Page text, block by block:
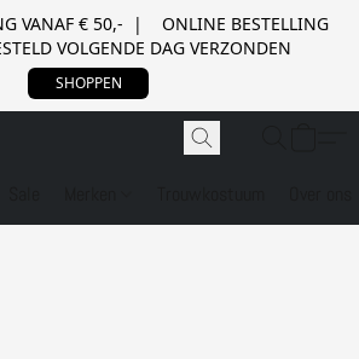
VANAF € 50,- | ONLINE BESTELLING
VOLGENDE DAG VERZONDEN
SHOPPEN